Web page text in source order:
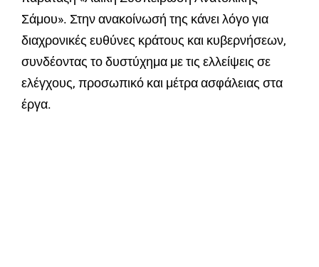
Σάμου». Στην ανακοίνωσή της κάνει λόγο για
διαχρονικές ευθύνες κράτους και κυβερνήσεων,
συνδέοντας το δυστύχημα με τις ελλείψεις σε
ελέγχους, προσωπικό και μέτρα ασφάλειας στα
έργα.